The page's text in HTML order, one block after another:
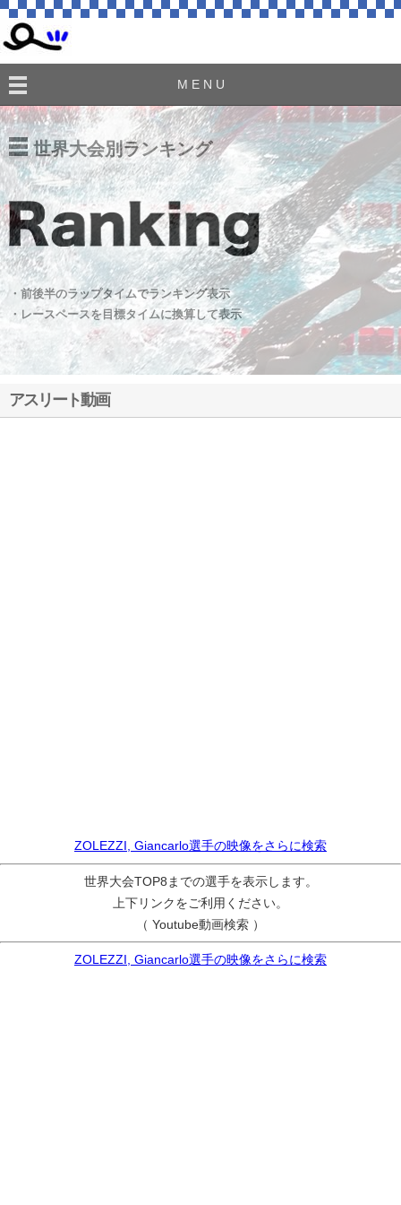
M E N U
世界大会別ランキング
・前後半のラップタイムでランキング表示
・レースペースを目標タイムに換算して表示
アスリート動画
ZOLEZZI, Giancarlo選手の映像をさらに検索
世界大会TOP8までの選手を表示します。
上下リンクをご利用ください。
（ Youtube動画検索 ）
ZOLEZZI, Giancarlo選手の映像をさらに検索